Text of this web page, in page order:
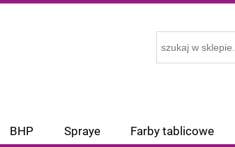
BHP Spraye Farby tablicowe